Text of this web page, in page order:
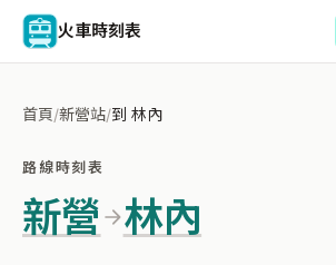
火車時刻表
首頁/新營站/到 林內
路線時刻表
新營 林內